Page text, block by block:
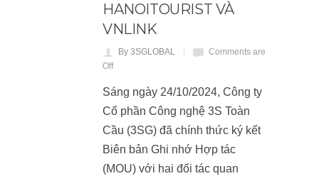
HANOITOURIST VÀ
VNLINK
By 3SGLOBAL
Comments are
Off
Sáng ngày 24/10/2024, Công ty
Cổ phần Công nghệ 3S Toàn
Cầu (3SG) đã chính thức ký kết
Biên bản Ghi nhớ Hợp tác
(MOU) với hai đối tác quan